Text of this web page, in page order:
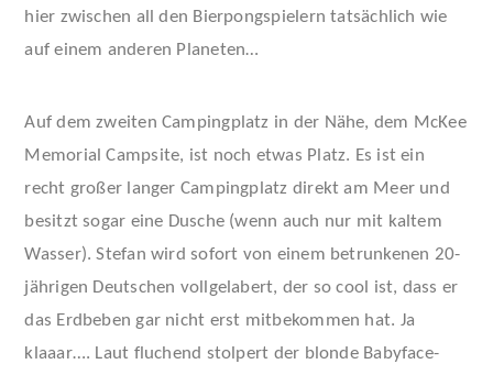
hier zwischen all den Bierpongspielern tatsächlich wie
auf einem anderen Planeten…
Auf dem zweiten Campingplatz in der Nähe, dem McKee
Memorial Campsite, ist noch etwas Platz. Es ist ein
recht großer langer Campingplatz direkt am Meer und
besitzt sogar eine Dusche (wenn auch nur mit kaltem
Wasser). Stefan wird sofort von einem betrunkenen 20-
jährigen Deutschen vollgelabert, der so cool ist, dass er
das Erdbeben gar nicht erst mitbekommen hat. Ja
klaaar…. Laut fluchend stolpert der blonde Babyface-